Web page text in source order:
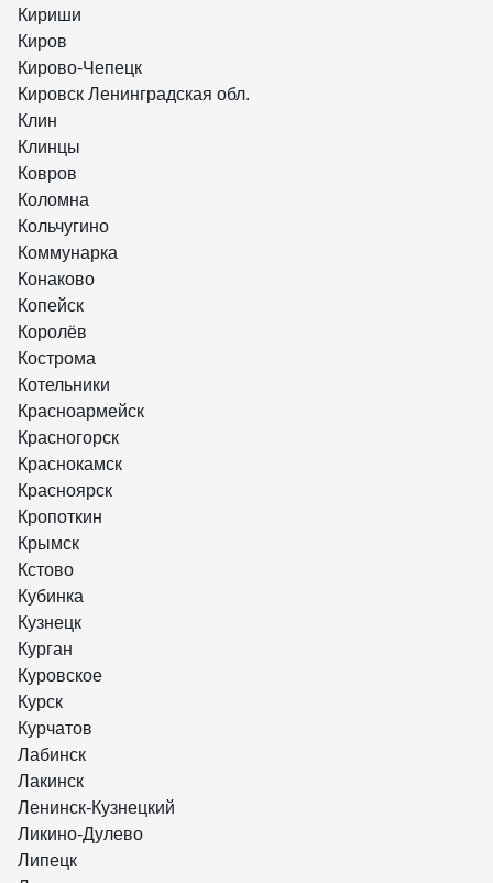
Кириши
Киров
Кирово-Чепецк
Кировск Ленинградская обл.
Клин
Клинцы
Ковров
Коломна
Кольчугино
Коммунарка
Конаково
Копейск
Королёв
Кострома
Котельники
Красноармейск
Красногорск
Краснокамск
Красноярск
Кропоткин
Крымск
Кстово
Кубинка
Кузнецк
Курган
Куровское
Курск
Курчатов
Лабинск
Лакинск
Ленинск-Кузнецкий
Ликино-Дулево
Липецк